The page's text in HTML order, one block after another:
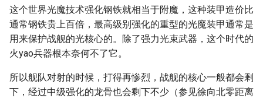
这个世界光魔技术强化钢铁就相当于附魔，这种装甲造价比
通常钢铁贵上百倍，最高级别强化的重型的光魔装甲通常是
用来保护战舰的光核心的。除了强力光束武器，这个时代的
火yao兵器根本奈何不了它。
所以舰队对射的时候，打得再惨烈，战舰的核心一般都会剩
下，经过中级强化的龙骨也会剩下不少（参见徐向北零距离